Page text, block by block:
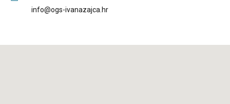
info@ogs-ivanazajca.hr